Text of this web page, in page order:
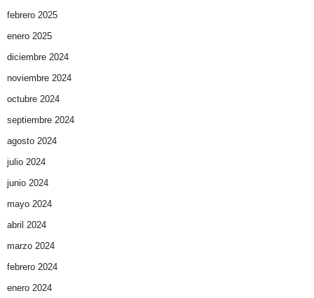
febrero 2025
enero 2025
diciembre 2024
noviembre 2024
octubre 2024
septiembre 2024
agosto 2024
julio 2024
junio 2024
mayo 2024
abril 2024
marzo 2024
febrero 2024
enero 2024